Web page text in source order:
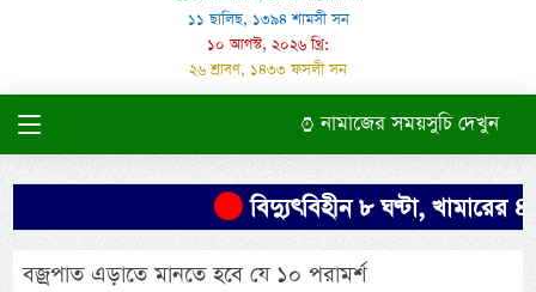
১১ ছালিছ, ১৩৯৪ শামসী সন
১০ আগস্ট, ২০২৬ খ্রি:
২৬ শ্রাবণ, ১৪৩৩ ফসলী সন
নামাজের সময়সুচি দেখুন
বিদ্যুৎবিহীন ৮ ঘণ্টা, খামারের
বজ্রপাত এড়াতে মানতে হবে যে ১০ পরামর্শ